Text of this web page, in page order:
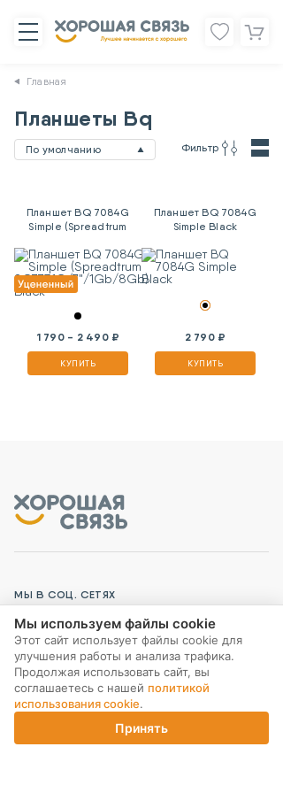
Главная
Планшеты Bq
По умолчанию Фильтр
Планшет BQ 7084G
Simple (Spreadtrum
Black
1 790 - 2 490 ₽
КУПИТЬ
Планшет BQ 7084G
Simple Black
2 790 ₽
КУПИТЬ
Корзина
МЫ В СОЦ. СЕТЯХ
ПОДПИСКА НА РАССЫЛКУ
Мы используем файлы cookie
Этот сайт использует файлы cookie для
улучшения работы и анализа трафика.
Продолжая использовать сайт, вы
соглашаетесь с нашей политикой
использования cookie.
Принять